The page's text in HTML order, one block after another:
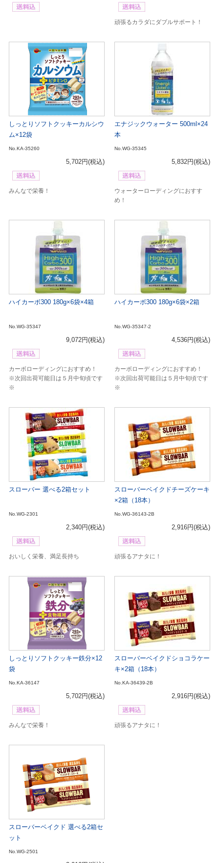
頑張るカラダにダブルサポート！
しっとりソフトクッキーカルシウ
ム×12袋
No.KA-35260
5,702円(税込)
みんなで栄養！
エナジックウォーター 500ml×24
本
No.WG-35345
5,832円(税込)
ウォーターローディングにおすす
め！
ハイカーボ300 180g×6袋×4箱
No.WG-35347
9,072円(税込)
カーボローディングにおすすめ！
※次回出荷可能日は５月中旬頃です
※
ハイカーボ300 180g×6袋×2箱
No.WG-35347-2
4,536円(税込)
カーボローディングにおすすめ！
※次回出荷可能日は５月中旬頃です
※
スローバー 選べる2箱セット
No.WG-2301
2,340円(税込)
おいしく栄養、満足長持ち
スローバーベイクドチーズケーキ
×2箱（18本）
No.WG-36143-2B
2,916円(税込)
頑張るアナタに！
しっとりソフトクッキー鉄分×12
袋
No.KA-36147
5,702円(税込)
みんなで栄養！
スローバーベイクドショコラケー
キ×2箱（18本）
No.KA-36439-2B
2,916円(税込)
頑張るアナタに！
スローバーベイクド 選べる2箱セ
ット
No.WG-2501